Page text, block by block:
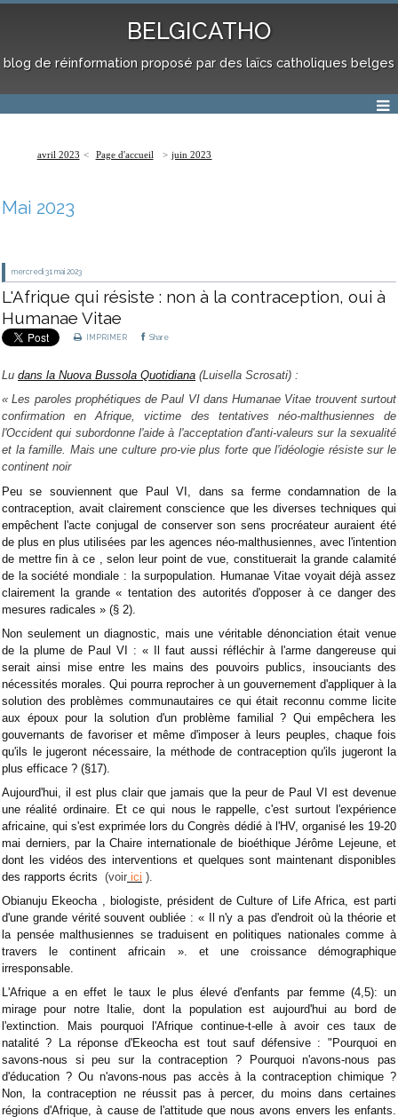
BELGICATHO
blog de réinformation proposé par des laïcs catholiques belges
avril 2023 Page d'accueil juin 2023
Mai 2023
mercredi 31 mai 2023
L'Afrique qui résiste : non à la contraception, oui à
Humanae Vitae
IMPRIMER Share
Lu dans la Nuova Bussola Quotidiana (Luisella Scrosati) :
« Les paroles prophétiques de Paul VI dans Humanae Vitae trouvent surtout
confirmation en Afrique, victime des tentatives néo-malthusiennes de
l'Occident qui subordonne l'aide à l'acceptation d'anti-valeurs sur la sexualité
et la famille. Mais une culture pro-vie plus forte que l'idéologie résiste sur le
continent noir
Peu se souviennent que Paul VI, dans sa ferme condamnation de la
contraception, avait clairement conscience que les diverses techniques qui
empêchent l'acte conjugal de conserver son sens procréateur auraient été
de plus en plus utilisées par les agences néo-malthusiennes, avec l'intention
de mettre fin à ce , selon leur point de vue, constituerait la grande calamité
de la société mondiale : la surpopulation. Humanae Vitae voyait déjà assez
clairement la grande « tentation des autorités d'opposer à ce danger des
mesures radicales » (§ 2).
Non seulement un diagnostic, mais une véritable dénonciation était venue
de la plume de Paul VI : « Il faut aussi réfléchir à l'arme dangereuse qui
serait ainsi mise entre les mains des pouvoirs publics, insouciants des
nécessités morales. Qui pourra reprocher à un gouvernement d'appliquer à la
solution des problèmes communautaires ce qui était reconnu comme licite
aux époux pour la solution d'un problème familial ? Qui empêchera les
gouvernants de favoriser et même d'imposer à leurs peuples, chaque fois
qu'ils le jugeront nécessaire, la méthode de contraception qu'ils jugeront la
plus efficace ? (§17).
Aujourd'hui, il est plus clair que jamais que la peur de Paul VI est devenue
une réalité ordinaire. Et ce qui nous le rappelle, c'est surtout l'expérience
africaine, qui s'est exprimée lors du Congrès dédié à l'HV, organisé les 19-20
mai derniers, par la Chaire internationale de bioéthique Jérôme Lejeune, et
dont les vidéos des interventions et quelques sont maintenant disponibles
des rapports écrits (voir ici ).
Obianuju Ekeocha , biologiste, président de Culture of Life Africa, est parti
d'une grande vérité souvent oubliée : « Il n'y a pas d'endroit où la théorie et
la pensée malthusiennes se traduisent en politiques nationales comme à
travers le continent africain ». et une croissance démographique
irresponsable.
L'Afrique a en effet le taux le plus élevé d'enfants par femme (4,5): un
mirage pour notre Italie, dont la population est aujourd'hui au bord de
l'extinction. Mais pourquoi l'Afrique continue-t-elle à avoir ces taux de
natalité ? La réponse d'Ekeocha est tout sauf défensive : "Pourquoi en
savons-nous si peu sur la contraception ? Pourquoi n'avons-nous pas
d'éducation ? Ou n'avons-nous pas accès à la contraception chimique ?
Non, la contraception ne réussit pas à percer, du moins dans certaines
régions d'Afrique, à cause de l'attitude que nous avons envers les enfants.